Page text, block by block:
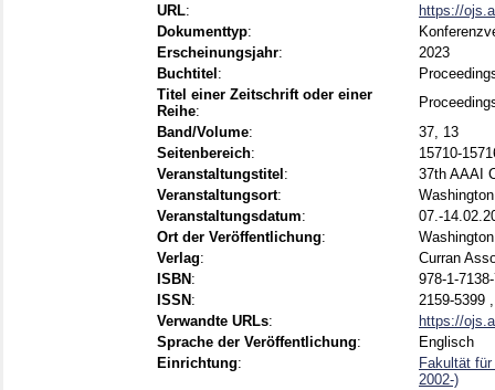
URL:
https://
Dokumenttyp:
Erscheinungsjahr:
2023
Buchtitel :
Titel einer Zeitschrift oder einer
Reihe:
Band/Volume:
37, 13
Seitenbereich:
15710-
Veranstaltungstitel :
37th AAAI
Veranstaltungsort:
Veranstaltungsdatum:
07.-
Ort der Veröffentlichung:
Verlag:
Curran
ISBN :
978-1-
ISSN :
2159-5399
Verwandte URLs:
https://
Sprache der Veröffentlichung:
Englisch
Einrichtung:
Fakultät
2002-)